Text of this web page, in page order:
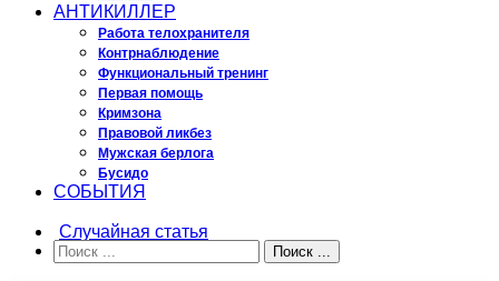
АНТИКИЛЛЕР
Работа телохранителя
Контрнаблюдение
Функциональный тренинг
Первая помощь
Кримзона
Правовой ликбез
Мужская берлога
Бусидо
СОБЫТИЯ
Случайная статья
Поиск ...